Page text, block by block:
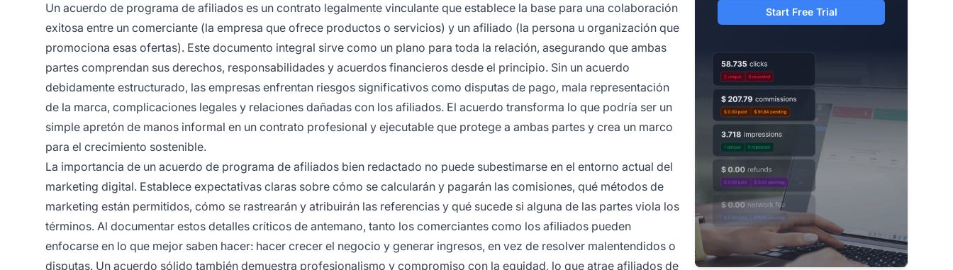
Un acuerdo de programa de afiliados es un contrato legalmente vinculante que establece la base para una colaboración
exitosa entre un comerciante (la empresa que ofrece productos o servicios) y un afiliado (la persona u organización que
promociona esas ofertas). Este documento integral sirve como un plano para toda la relación, asegurando que ambas
partes comprendan sus derechos, responsabilidades y acuerdos financieros desde el principio. Sin un acuerdo
debidamente estructurado, las empresas enfrentan riesgos significativos como disputas de pago, mala representación
de la marca, complicaciones legales y relaciones dañadas con los afiliados. El acuerdo transforma lo que podría ser un
simple apretón de manos informal en un contrato profesional y ejecutable que protege a ambas partes y crea un marco
para el crecimiento sostenible.
La importancia de un acuerdo de programa de afiliados bien redactado no puede subestimarse en el entorno actual del
marketing digital. Establece expectativas claras sobre cómo se calcularán y pagarán las comisiones, qué métodos de
marketing están permitidos, cómo se rastrearán y atribuirán las referencias y qué sucede si alguna de las partes viola los
términos. Al documentar estos detalles críticos de antemano, tanto los comerciantes como los afiliados pueden
enfocarse en lo que mejor saben hacer: hacer crecer el negocio y generar ingresos, en vez de resolver malentendidos o
disputas. Un acuerdo sólido también demuestra profesionalismo y compromiso con la equidad, lo que atrae afiliados de
Start Free Trial